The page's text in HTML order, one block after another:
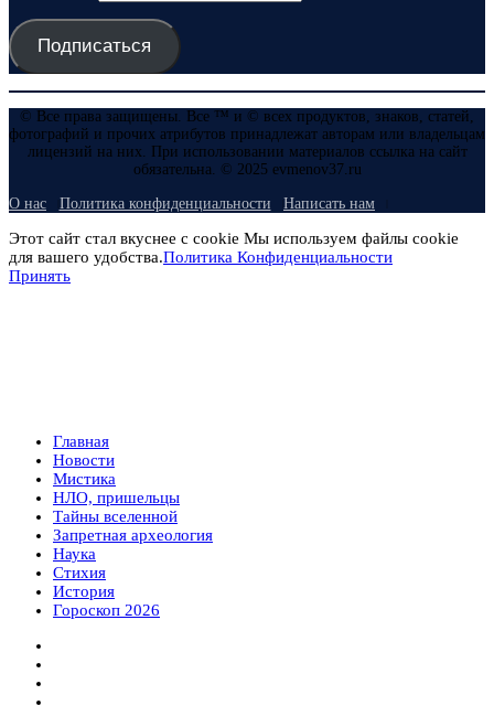
Подписаться
© Все права защищены. Все ™ и © всех продуктов, знаков, статей,
фотографий и прочих атрибутов принадлежат авторам или владельцам
лицензий на них. При использовании материалов ссылка на сайт
обязательна. © 2025 evmenov37.ru
О нас Политика конфиденциальности Написать нам
Этот сайт стал вкуснее с cookie Мы используем файлы cookie
для вашего удобства.Политика Конфиденциальности
Принять
Главная
Новости
Мистика
НЛО, пришельцы
Тайны вселенной
Запретная археология
Наука
Стихия
История
Гороскоп 2026